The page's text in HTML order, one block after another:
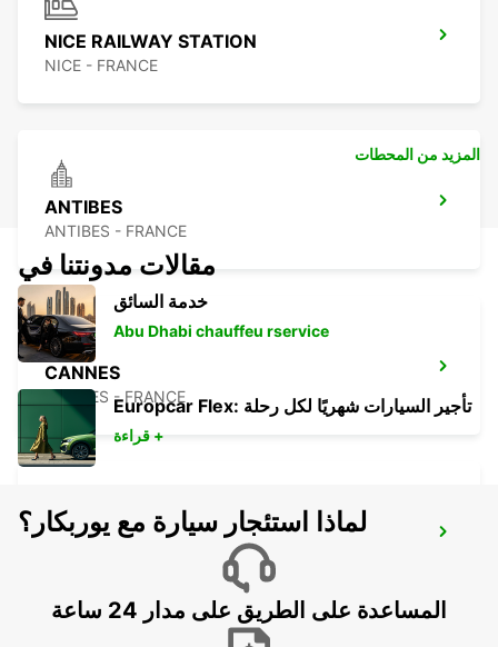
NICE RAILWAY STATION
NICE - FRANCE
ANTIBES
ANTIBES - FRANCE
CANNES
CANNES - FRANCE
CANNES AIRPORT
CANNES LA BOCCA - FRANCE
المزيد من المحطات
مقالات مدونتنا في
خدمة السائق
Abu Dhabi chauffeu rservice
Europcar Flex: تأجير السيارات شهريًا لكل رحلة
قراءة +
لماذا استئجار سيارة مع يوربكار؟
المساعدة على الطريق على مدار 24 ساعة